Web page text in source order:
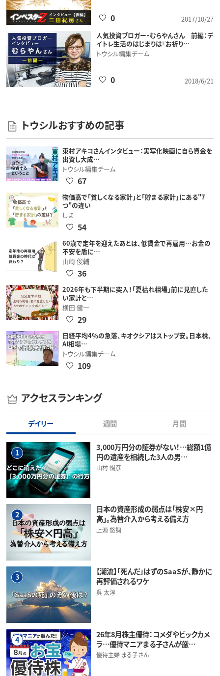
2017/10/27
0
人気投資ブロガー・むらやんさん 前編：デ
イトレ生活のはじまりは『お祈り…
トウシル編集チーム
2018/6/21
0
トウシルおすすめの記事
東村アキコさんインタビュー：実写化映画に自ら資金を
出資し大成…
トウシル編集チーム
67
物価高で「貧しくなる家計」と「貯まる家計」にある"7
つ"の違い
しま
54
60歳で定年を迎えたあとは、低賃金で再雇用…お金の
不安を盾に…
山崎 俊輔
36
2026年も下半期に突入！「夏枯れ相場」前に見直した
い家計と…
横田 健一
29
日経平均4％の急落、キオクシアはストップ安。日本株、
AI相場…
トウシル編集チーム
109
アクセスランキング
デイリー 週間 月間
1
3,000万円分の証券がない！…総額1億
円の遺産を相続した3人の男…
山村 暢彦
2
日本の資産形成の弱点は「株安×円
高」。為替介入から考える備え方
上源 悠詞
3
【潮流】「死んだ」はずのSaaSが、静かに
再評価されるワケ
呉 太淳
4
26年8月株主優待：コメダやビックカメ
ラ…優待マニアまる子さんが厳…
優待主婦 まる子さん